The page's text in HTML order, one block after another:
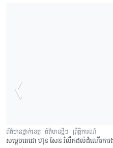
ព័ត៌មានថ្នាក់ខេត្ត ព័ត៌មានថ្មីៗ ព្រឹត្តិការណ៍
សម្តេចតេជោ ហ៊ុន សែន រំលឹកដល់ដំណើរការង